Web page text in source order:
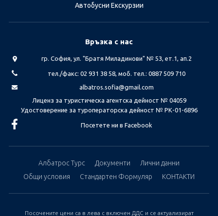
Автобусни Екскурзии
Връзка с нас
гр. София, ул. "Братя Миладинови" № 53, ет.1, ап.2
тел./факс: 02 931 38 58, моб. тел.: 0887 509 710
albatros.sofia@gmail.com
Лиценз за туристическа агентска дейност № 04059
Удостоверение за туроператорска дейност № РК-01-6896
Посетете ни в Facebook
Албатрос Турс Документи
Лични данни
Общи условия
Стандартен Формуляр КОНТАКТИ
Посочените цени са в лева с включен ДДС и се актуализират